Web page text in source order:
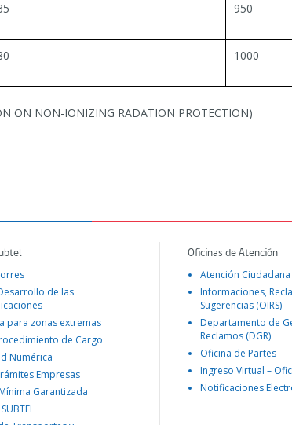
950
1000
ON NON-IONIZING RADATION PROTECTION)
de las
para zonas extremas
de Cargo
Numérica
Empresas
Garantizada
Oficinas de Atención
Atención
Informaciones,
Sugerencias (OIRS)
Departamento de
Reclamos (DGR)
Oficina de Partes
Ingreso Virtual –
Notificaciones